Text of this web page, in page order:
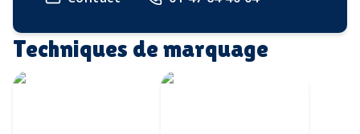
Techniques de marquage